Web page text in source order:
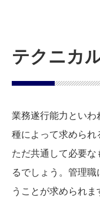
テクニカ
業務遂行能力といわ
種によって求められ
ただ共通して必要
るでしょう。管理
うことが求められま